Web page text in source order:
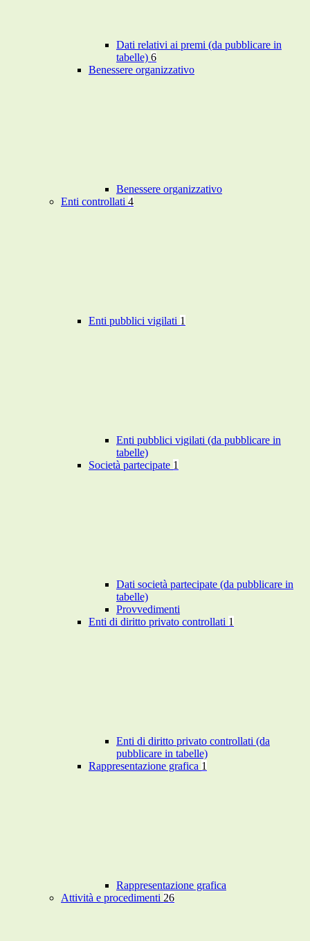
Dati relativi ai premi (da pubblicare in
tabelle) 6
Benessere organizzativo
Benessere organizzativo
Enti controllati 4
Enti pubblici vigilati 1
Enti pubblici vigilati (da pubblicare in
tabelle)
Società partecipate 1
Dati società partecipate (da pubblicare in
tabelle)
Provvedimenti
Enti di diritto privato controllati 1
Enti di diritto privato controllati (da
pubblicare in tabelle)
Rappresentazione grafica 1
Rappresentazione grafica
Attività e procedimenti 26